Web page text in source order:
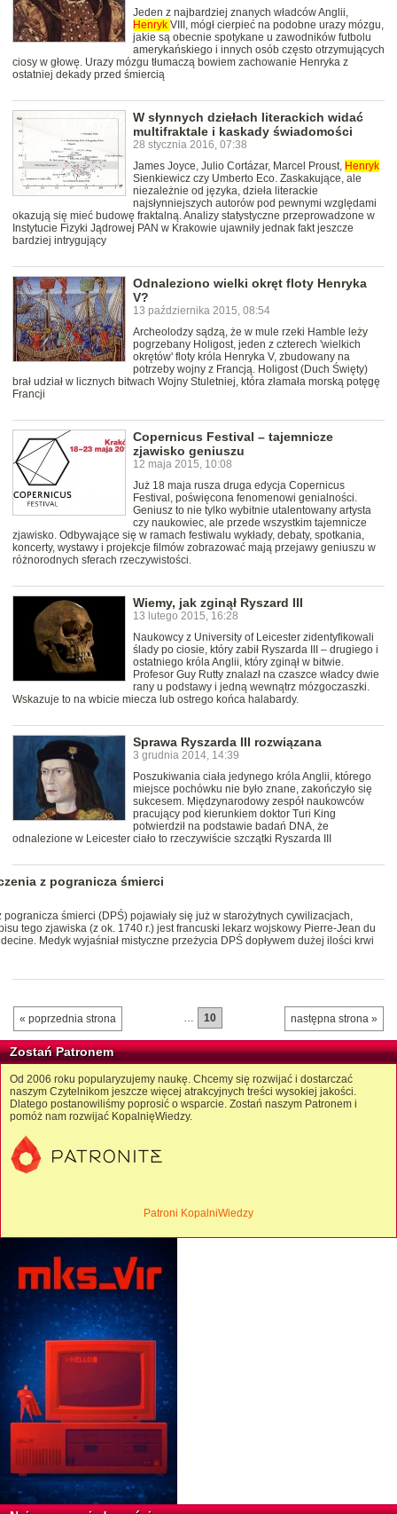
Jeden z najbardziej znanych władców Anglii,
Henryk VIII, mógł cierpieć na podobne urazy mózgu,
jakie są obecnie spotykane u zawodników futbolu
amerykańskiego i innych osób często otrzymujących
ciosy w głowę. Urazy mózgu tłumaczą bowiem zachowanie Henryka z
ostatniej dekady przed śmiercią
W słynnych dziełach literackich widać
multifraktale i kaskady świadomości
28 stycznia 2016, 07:38
James Joyce, Julio Cortázar, Marcel Proust, Henryk
Sienkiewicz czy Umberto Eco. Zaskakujące, ale
niezależnie od języka, dzieła literackie
najsłynniejszych autorów pod pewnymi względami
okazują się mieć budowę fraktalną. Analizy statystyczne przeprowadzone w
Instytucie Fizyki Jądrowej PAN w Krakowie ujawniły jednak fakt jeszcze
bardziej intrygujący
Odnaleziono wielki okręt floty Henryka
V?
13 października 2015, 08:54
Archeolodzy sądzą, że w mule rzeki Hamble leży
pogrzebany Holigost, jeden z czterech 'wielkich
okrętów' floty króla Henryka V, zbudowany na
potrzeby wojny z Francją. Holigost (Duch Święty)
brał udział w licznych bitwach Wojny Stuletniej, która złamała morską potęgę
Francji
Copernicus Festival – tajemnicze
zjawisko geniuszu
12 maja 2015, 10:08
Już 18 maja rusza druga edycja Copernicus
Festival, poświęcona fenomenowi genialności.
Geniusz to nie tylko wybitnie utalentowany artysta
czy naukowiec, ale przede wszystkim tajemnicze
zjawisko. Odbywające się w ramach festiwalu wykłady, debaty, spotkania,
koncerty, wystawy i projekcje filmów zobrazować mają przejawy geniuszu w
różnorodnych sferach rzeczywistości.
Wiemy, jak zginął Ryszard III
13 lutego 2015, 16:28
Naukowcy z University of Leicester zidentyfikowali
ślady po ciosie, który zabił Ryszarda III – drugiego i
ostatniego króla Anglii, który zginął w bitwie.
Profesor Guy Rutty znalazł na czaszce władcy dwie
rany u podstawy i jedną wewnątrz mózgoczaszki.
Wskazuje to na wbicie miecza lub ostrego końca halabardy.
Sprawa Ryszarda III rozwiązana
3 grudnia 2014, 14:39
Poszukiwania ciała jedynego króla Anglii, którego
miejsce pochówku nie było znane, zakończyło się
sukcesem. Międzynarodowy zespół naukowców
pracujący pod kierunkiem doktor Turi King
potwierdził na podstawie badań DNA, że
odnalezione w Leicester ciało to rzeczywiście szczątki Ryszarda III
z pogranicza śmierci
śmierci (DPŚ) pojawiały się już w starożytnych cywilizacjach,
tego zjawiska (z ok. 1740 r.) jest francuski lekarz wojskowy Pierre-Jean du
Medyk wyjaśniał mistyczne przeżycia DPŚ dopływem dużej ilości krwi
« poprzednia strona następna strona »
… 10
Zostań Patronem
Od 2006 roku popularyzujemy naukę. Chcemy się rozwijać i dostarczać
naszym Czytelnikom jeszcze więcej atrakcyjnych treści wysokiej jakości.
Dlatego postanowiliśmy poprosić o wsparcie. Zostań naszym Patronem i
pomóż nam rozwijać KopalnięWiedzy.
Patroni KopalniWiedzy